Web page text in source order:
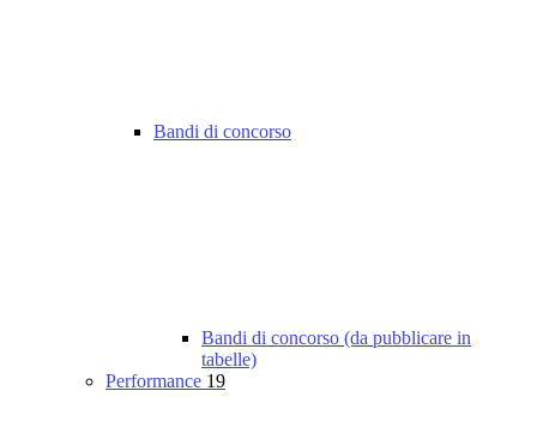
Bandi di concorso
Bandi di concorso (da pubblicare in
tabelle)
Performance 19